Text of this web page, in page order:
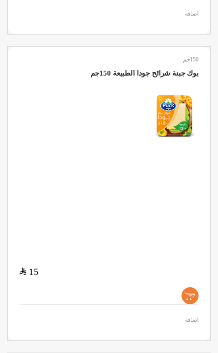
اضافة
150جم
بوك جبنة شرائح جودا الطبيعة 150جم
15
$
+
اضافة